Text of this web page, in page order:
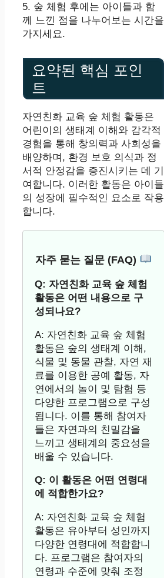
5. 숲 체험 후에는 아이들과 함
께 느낀 점을 나누어보는 시간을
가지세요.
요약된 핵심 포인
트
자연친화 교육 숲 체험 활동은
어린이의 생태계 이해와 감각적
경험을 통해 창의력과 사회성을
배양하며, 환경 보호 의식과 정
서적 안정감을 증진시키는 데 기
여합니다. 이러한 활동은 아이들
의 성장에 필수적인 요소로 작용
합니다.
자주 묻는 질문 (FAQ)
Q: 자연친화 교육 숲 체험
활동은 어떤 내용으로 구
성되나요?
A: 자연친화 교육 숲 체험
활동은 숲의 생태계 이해,
식물 및 동물 관찰, 자연 재
료를 이용한 공예 활동, 자
연에서의 놀이 및 탐험 등
다양한 프로그램으로 구성
됩니다. 이를 통해 참여자
들은 자연과의 친밀감을
느끼고 생태계의 중요성을
배울 수 있습니다.
Q: 이 활동은 어떤 연령대
에 적합한가요?
A: 자연친화 교육 숲 체험
활동은 유아부터 성인까지
다양한 연령대에 적합합니
다. 프로그램은 참여자의
연령과 수준에 맞춰 조정